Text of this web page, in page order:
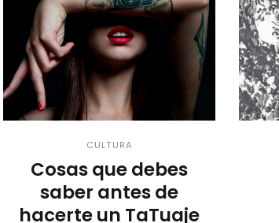
CULTURA
Cosas que debes
saber antes de
hacerte un TaTuaje